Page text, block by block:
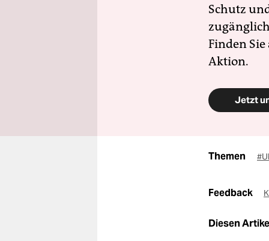
Schutz
Finden
Aktion.
Jetzt
Themen
Feedback
Diesen